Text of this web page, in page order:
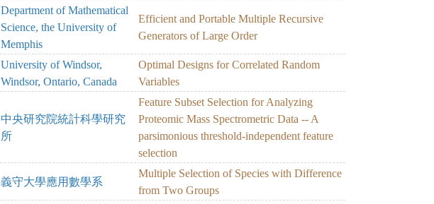
Department of Mathematical
Science, the University of
Memphis
Efficient and Portable Multiple Recursive
Generators of Large Order
University of Windsor,
Windsor, Ontario, Canada
Optimal Designs for Correlated Random
Variables
中央研究院統計科學研究
所
Feature Subset Selection for Analyzing
Proteomic Mass Spectrometric Data -- A
parsimonious threshold-independent feature
selection
義守大學應用數學系
Multiple Selection of Species with Difference
from Two Groups